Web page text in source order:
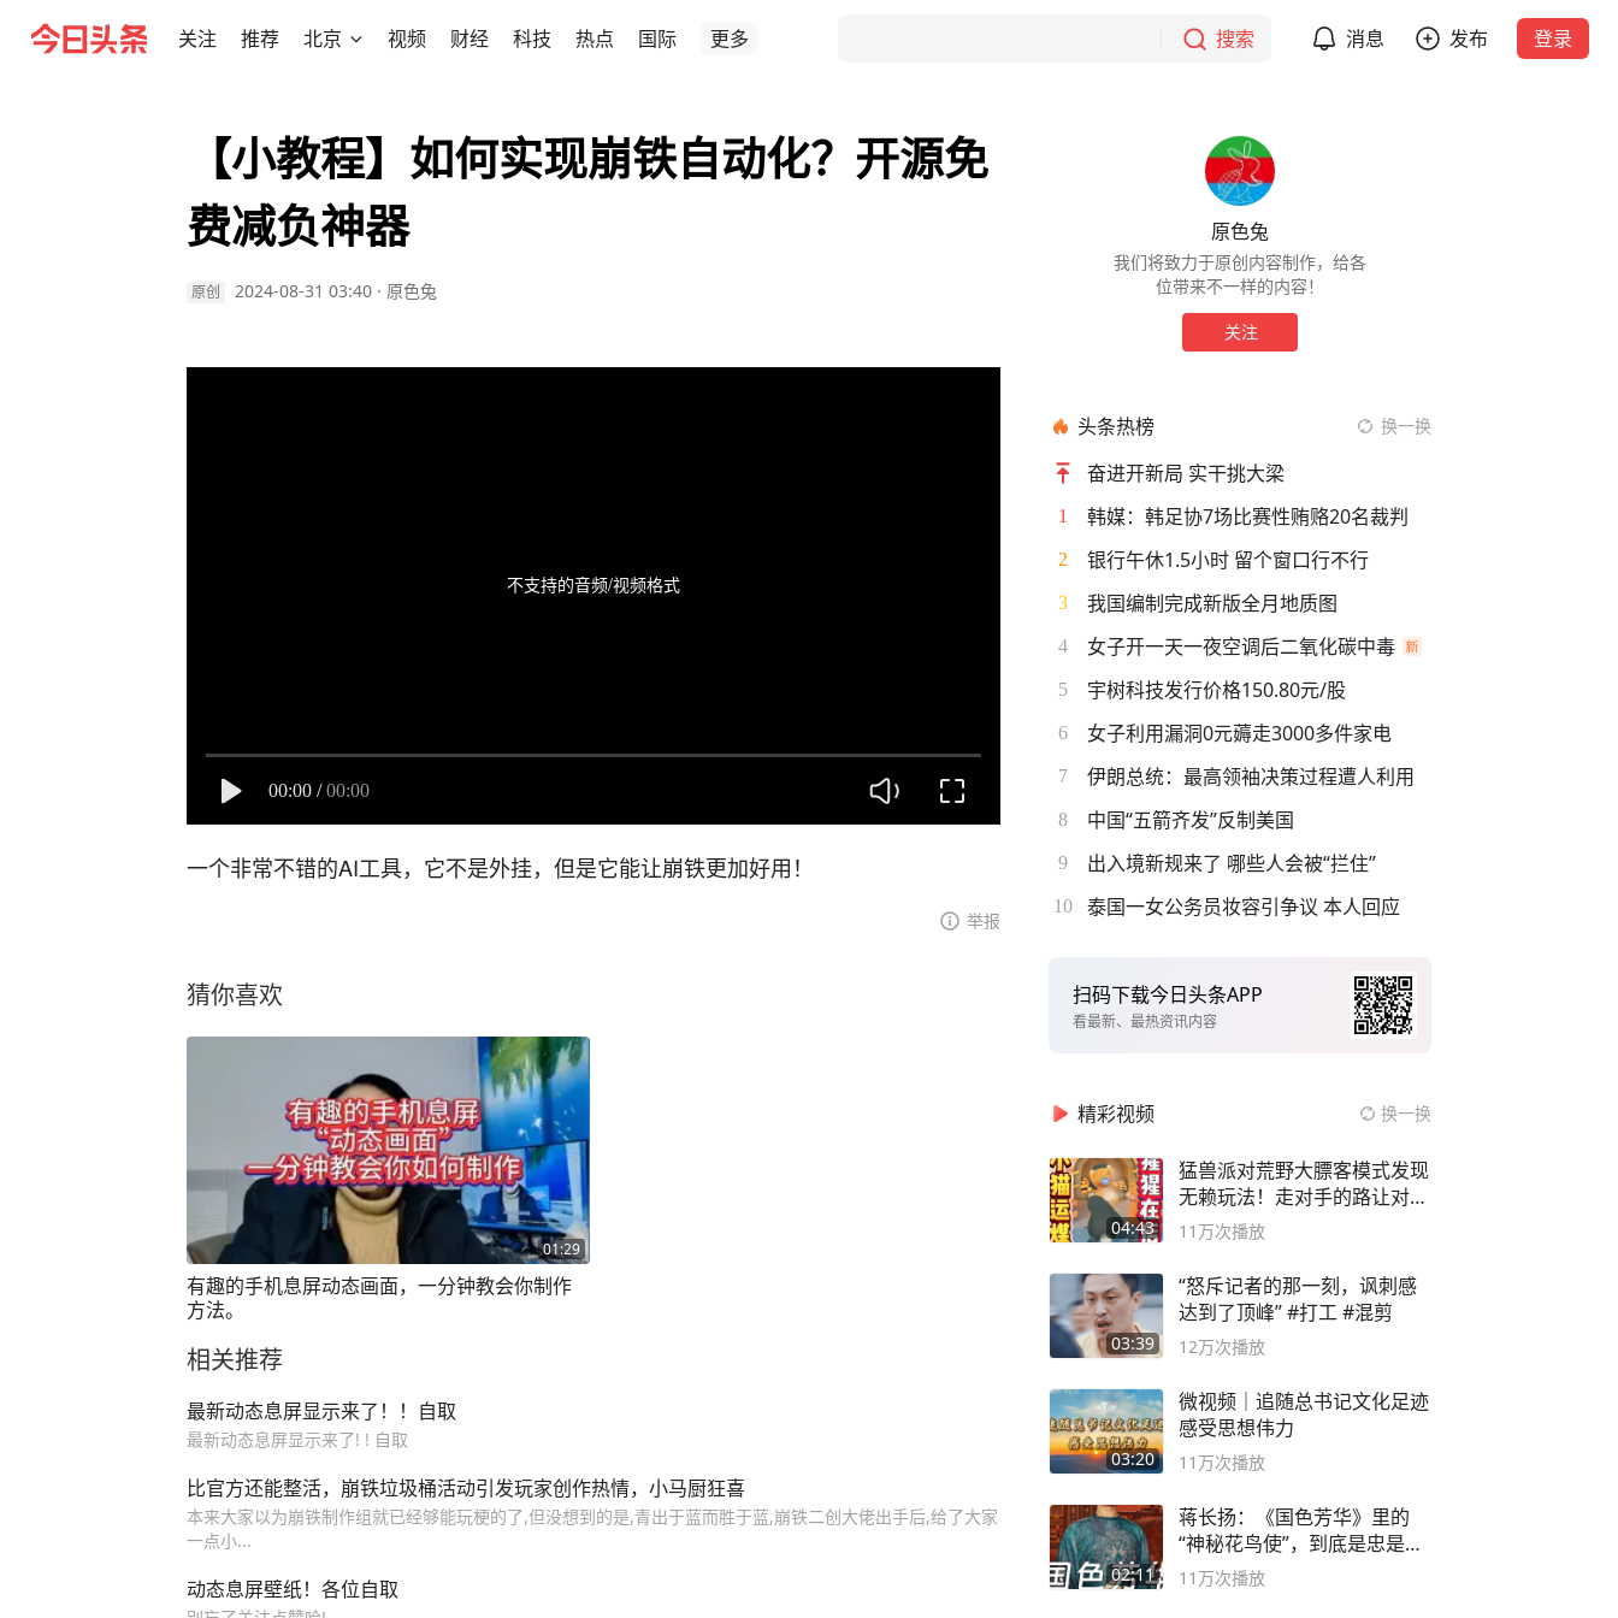
关注 推荐 北京 视频 财经 科技 热点 国际 更多 搜索 消息 发布 登录
【小教程】如何实现崩铁自动化？开源免
费减负神器
原创 2024-08-31 03:40 · 原色兔
不支持的音频/视频格式
00:00 / 00:00
一个非常不错的AI工具，它不是外挂，但是它能让崩铁更加好用！
举报
猜你喜欢
01:29
有趣的手机息屏动态画面，一分钟教会你制作
方法。
相关推荐
最新动态息屏显示来了！！自取
最新动态息屏显示来了! ! 自取
比官方还能整活，崩铁垃圾桶活动引发玩家创作热情，小马厨狂喜
本来大家以为崩铁制作组就已经够能玩梗的了,但没想到的是,青出于蓝而胜于蓝,崩铁二创大佬出手后,给了大家
一点小...
动态息屏壁纸！各位自取
原色兔
我们将致力于原创内容制作，给各
位带来不一样的内容！
关注
头条热榜 换一换
奋进开新局 实干挑大梁
1 韩媒：韩足协7场比赛性贿赂20名裁判
2 银行午休1.5小时 留个窗口行不行
3 我国编制完成新版全月地质图
4 女子开一天一夜空调后二氧化碳中毒
5 宇树科技发行价格150.80元/股
6 女子利用漏洞0元薅走3000多件家电
7 伊朗总统：最高领袖决策过程遭人利用
8 中国“五箭齐发”反制美国
9 出入境新规来了 哪些人会被“拦住”
10 泰国一女公务员妆容引争议 本人回应
扫码下载今日头条APP
看最新、最热资讯内容
精彩视频 换一换
04:43
猛兽派对荒野大膘客模式发现
无赖玩法！走对手的路让对手
无路可走
11万次播放
03:39
“怒斥记者的那一刻，讽刺感
达到了顶峰” #打工 #混剪
12万次播放
03:20
微视频｜追随总书记文化足迹
感受思想伟力
11万次播放
02:11
蒋长扬：《国色芳华》里的
“神秘花鸟使”，到底是忠是
奸？
11万次播放